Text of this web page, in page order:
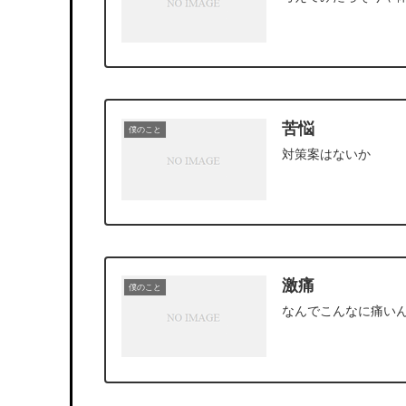
僕のこと 苦悩
対策案はないか
僕のこと 激痛
なんでこんなに痛い